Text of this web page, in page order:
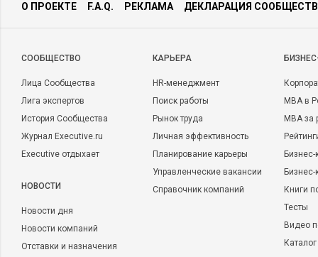
О ПРОЕКТЕ F.A.Q. РЕКЛАМА ДЕКЛАРАЦИЯ
CООБЩЕСТВО
Лица Сообщества
Лига экспертов
История Сообщества
Журнал Executive.ru
Executive отдыхает
НОВОСТИ
Новости дня
Новости компаний
Отставки и назначения
КАРЬЕРА
HR-менеджмент
Поиск работы
Рынок труда
Личная эффективность
Планирование карьеры
Управленческие вакансии
Справочник компаний
MBA в
MBA
Бизнес-
Книги
Тесты
Видео